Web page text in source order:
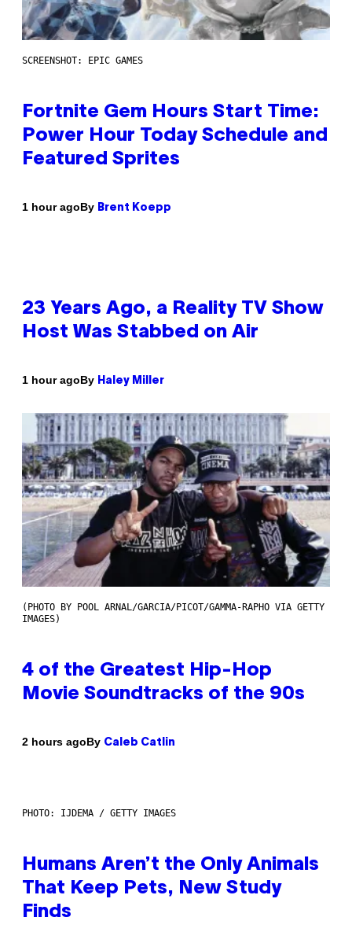
SCREENSHOT: EPIC GAMES
Fortnite Gem Hours Start Time:
Power Hour Today Schedule and
Featured Sprites
1 hour agoBy Brent Koepp
23 Years Ago, a Reality TV Show
Host Was Stabbed on Air
1 hour agoBy Haley Miller
(PHOTO BY POOL ARNAL/GARCIA/PICOT/GAMMA-RAPHO VIA GETTY
IMAGES)
4 of the Greatest Hip-Hop
Movie Soundtracks of the 90s
2 hours agoBy Caleb Catlin
PHOTO: IJDEMA / GETTY IMAGES
Humans Aren’t the Only Animals
That Keep Pets, New Study
Finds